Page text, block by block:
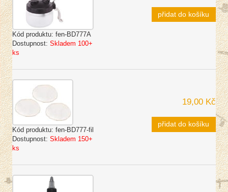
Kód produktu: fen-BD777A
Dostupnost: Skladem 100+
ks
přidat do košíku
Kód produktu: fen-BD777-fil
Dostupnost: Skladem 150+
ks
19,00 Kč
přidat do košíku